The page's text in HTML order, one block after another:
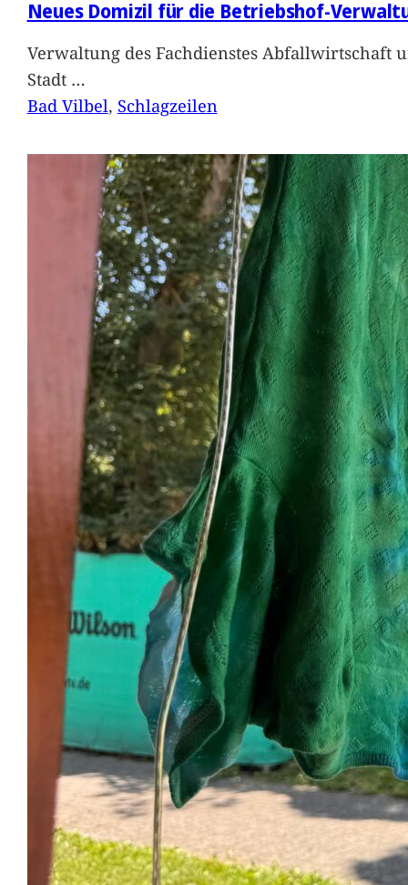
Neues Domizil für die Betriebshof-
Verwaltung des Fachdienstes Abfallwirtschaft
Stadt …
Bad Vilbel, Schlagzeilen